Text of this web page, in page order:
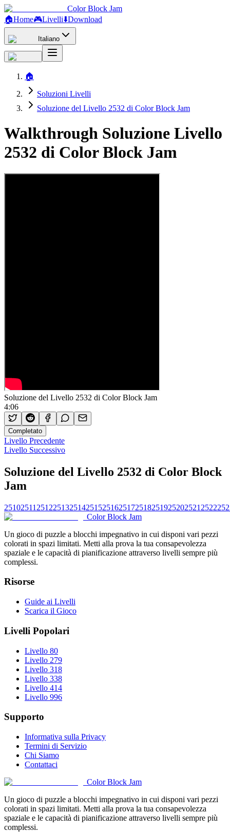
Color Block Jam
🏠Home🎮Livelli⬇️Download
Italiano
🏠
Soluzioni Livelli
Soluzione del Livello 2532 di Color Block Jam
Walkthrough Soluzione Livello
2532 di Color Block Jam
Soluzione del Livello 2532 di Color Block Jam
4:06
Completato
Livello Precedente
Livello Successivo
Soluzione del Livello 2532 di Color Block
Jam
25102511 2512251325142515251625172518251925202521 2522
Color Block Jam
Un gioco di puzzle a blocchi impegnativo in cui disponi vari pezzi
colorati in spazi limitati. Metti alla prova la tua consapevolezza
spaziale e le capacità di pianificazione attraverso livelli sempre più
complessi.
Risorse
Guide ai Livelli
Scarica il Gioco
Livelli Popolari
Livello 80
Livello 279
Livello 318
Livello 338
Livello 414
Livello 996
Supporto
Informativa sulla Privacy
Termini di Servizio
Chi Siamo
Contattaci
Color Block Jam
Un gioco di puzzle a blocchi impegnativo in cui disponi vari pezzi
colorati in spazi limitati. Metti alla prova la tua consapevolezza
spaziale e le capacità di pianificazione attraverso livelli sempre più
complessi.